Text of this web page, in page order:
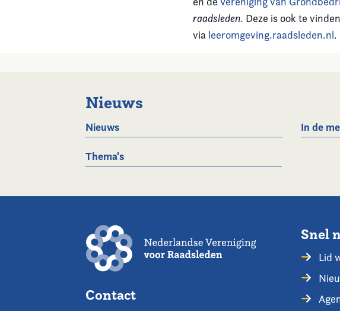
raadsleden. Deze is ook te
via leeromgeving.raadsleden.nl.
Nieuws
Nieuws In de
Thema's
Contact
Snel
Lid